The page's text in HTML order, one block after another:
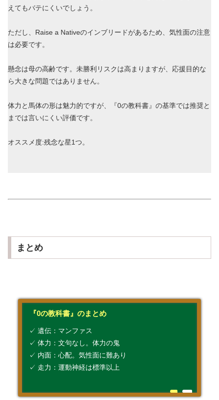
えてもバテにくいでしょう。
ただし、Raise a Nativeのインブリードがあるため、気性面の注意
は必要です。
懸念は母の高齢です。未勝利リスクは高まりますが、応援目的な
ら大きな問題ではありません。
体力と馬体の形は魅力的ですが、『0の教科書』の基準では推奨と
までは言いにくい評価です。
オススメ度:残念な星1つ。
まとめ
『0の教科書』のまとめ
✓ 遺伝：マンファス
✓ 体力：文句なし。体力の鬼
✓ 内面：心配。気性面に難あり
✓ 走力：運動神経は標準以上